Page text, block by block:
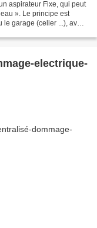
aspirateur Fixe, qui peut
». Le principe est
garage (celier ...), avec
electrique-